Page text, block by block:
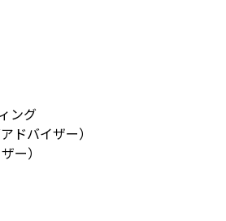
ング
ドバイザー）
ー）